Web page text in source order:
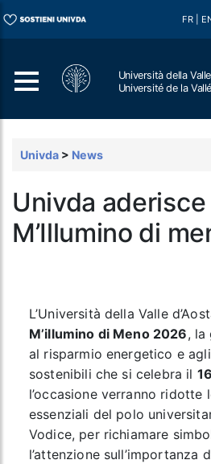
FR
Università della
Université de la
Univda > News
Univda aderisce
M’Illumino di
L’Università della Valle
M’illumino di Meno 2026, la
al risparmio energetico e
sostenibili che si celebra il
l’occasione verranno ridotte
essenziali del polo
Vodice, per richiamare
l’attenzione sull’importanza